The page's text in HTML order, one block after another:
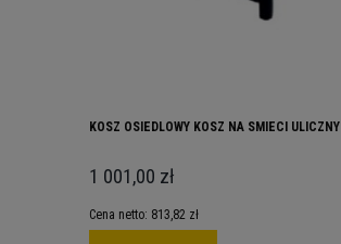
KOSZ OSIEDLOWY KOSZ NA SMIECI ULICZNY
1 001,00 zł
Cena netto: 813,82 zł